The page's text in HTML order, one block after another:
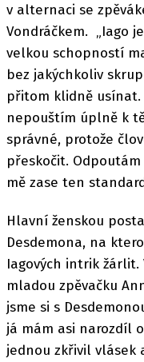
v alternaci se
Vondráčkem. „Iago
velkou schopností
bez jakýchkoliv
přitom klidně usínat.
nepouštím úplně k
správné, protože
přeskočit.
mě zase ten
Hlavní ženskou
Desdemona, na
Iagových intrik žárlit.
mladou zpěvačku
jsme si s
já mám asi narozdíl
jednou zkřivil vlásek